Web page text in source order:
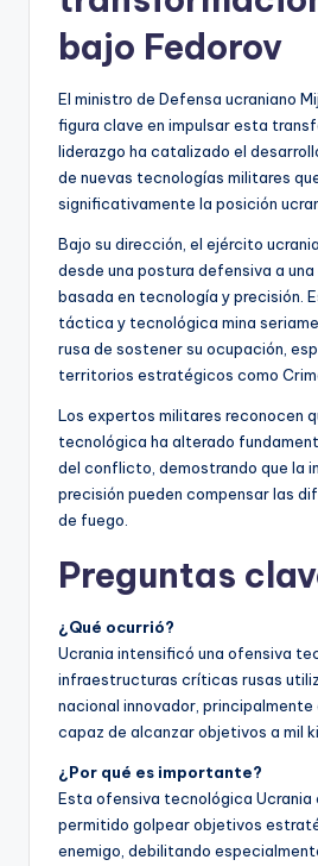
bajo Fedorov
El ministro de Defensa ucraniano
figura clave en impulsar esta
liderazgo ha catalizado el
de nuevas tecnologías militares
significativamente la posición
Bajo su dirección, el ejército
desde una postura defensiva a
basada en tecnología y precisión.
táctica y tecnológica mina
rusa de sostener su ocupación,
territorios estratégicos como
Los expertos militares reconocen
tecnológica ha alterado
del conflicto, demostrando que la
precisión pueden compensar las
de fuego.
Preguntas
¿Qué ocurrió?
Ucrania intensificó una ofensiva
infraestructuras críticas rusas
nacional innovador,
capaz de alcanzar objetivos a mil
¿Por qué es importante?
Esta ofensiva tecnológica Ucrania
permitido golpear objetivos
enemigo, debilitando